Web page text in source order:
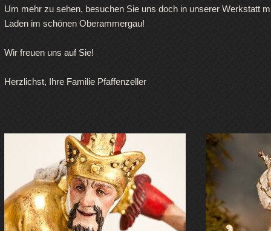
Um mehr zu sehen, besuchen Sie uns doch in unserer Werkstatt
Laden im schönen Oberammergau!
Wir freuen uns auf Sie!
Herzlichst, Ihre Familie Pfaffenzeller